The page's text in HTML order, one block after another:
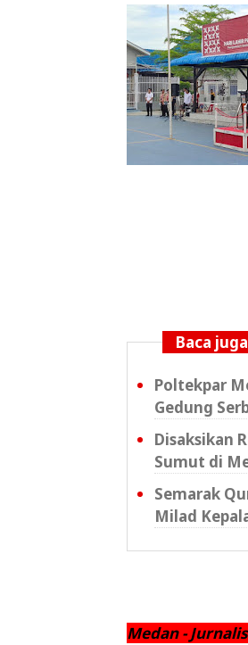
Baca
Poltekpar
Gedung
Disaksikan
Sumut di
Semarak
Milad
Medan -